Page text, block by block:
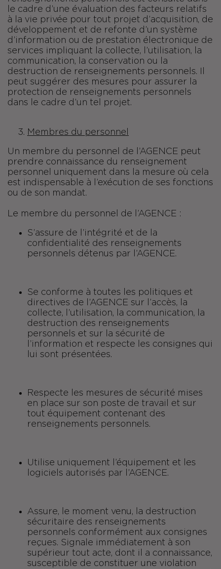
le cadre d’une évaluation des facteurs relatifs
à la vie privée pour tout projet d’acquisition, de
développement et de refonte d’un système
d’information ou de prestation électronique de
services impliquant la collecte, l’utilisation, la
communication, la conservation ou la
destruction de renseignements personnels. Il
peut suggérer des mesures pour assurer la
protection de renseignements personnels
dans le cadre d’un tel projet.
Membres du personnel
Un membre du personnel de l’AGENCE peut
prendre connaissance du renseignement
personnel uniquement dans la mesure où cela
est indispensable à l’exécution de ses fonctions
ou de son mandat.
Le membre du personnel de l’AGENCE :
S’assure de l’intégrité et de la
confidentialité des renseignements
personnels détenus par l’AGENCE.
Se conforme à toutes les politiques et
directives de l’AGENCE sur l’accès, la
collecte, l’utilisation, la communication, la
destruction des renseignements
personnels et sur la sécurité de
l’information et respecte les consignes qui
lui sont présentées.
Respecte les mesures de sécurité mises
en place sur son poste de travail et sur
tout équipement contenant des
renseignements personnels.
Utilise uniquement l’équipement et les
logiciels autorisés par l’AGENCE.
Assure, le moment venu, la destruction
sécuritaire des renseignements
personnels conformément aux consignes
reçues. Signale immédiatement à son
supérieur tout acte, dont il a connaissance,
susceptible de constituer une violation